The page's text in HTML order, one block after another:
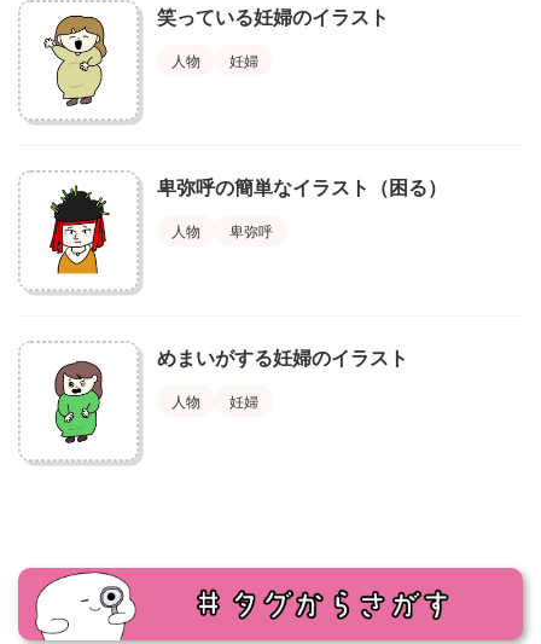
笑っている妊婦のイラスト
人物 妊婦
卑弥呼の簡単なイラスト（困る）
人物 卑弥呼
めまいがする妊婦のイラスト
人物 妊婦